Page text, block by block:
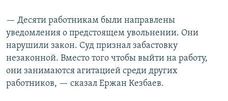
— Десяти работникам были направлены
уведомления о предстоящем увольнении. Они
нарушили закон. Суд признал забастовку
незаконной. Вместо того чтобы выйти на работу,
они занимаются агитацией среди других
работников, — сказал Ержан Кезбаев.